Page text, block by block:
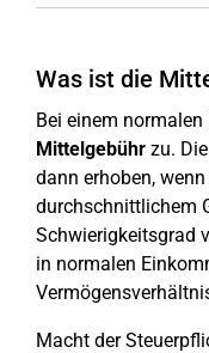
Was ist die
Bei einem
Mittelgebühr zu.
dann erhoben,
durchschnittlichem
Schwierigkeitsgrad
in normalen
Macht der